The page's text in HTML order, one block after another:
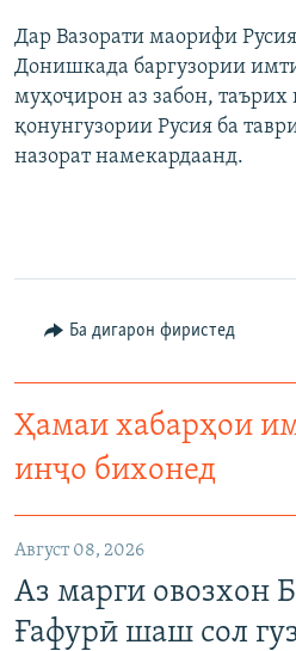
Дар Вазорати маорифи
Донишкада баргузории
муҳоҷирон аз забон, таърих
қонунгузории Русия ба
назорат намекардаанд.
Ба дигарон фиристед
Ҳамаи хабарҳои
инҷо бихонед
Август 08, 2026
Аз марги овозхон
Ғафурӣ шаш сол